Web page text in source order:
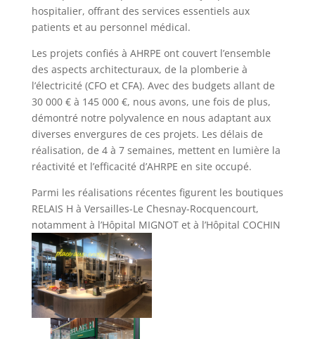
hospitalier, offrant des services essentiels aux
patients et au personnel médical.
Les projets confiés à AHRPE ont couvert l’ensemble
des aspects architecturaux, de la plomberie à
l’électricité (CFO et CFA). Avec des budgets allant de
30 000 € à 145 000 €, nous avons, une fois de plus,
démontré notre polyvalence en nous adaptant aux
diverses envergures de ces projets. Les délais de
réalisation, de 4 à 7 semaines, mettent en lumière la
réactivité et l’efficacité d’AHRPE en site occupé.
Parmi les réalisations récentes figurent les boutiques
RELAIS H à Versailles-Le Chesnay-Rocquencourt,
notamment à l’Hôpital MIGNOT et à l’Hôpital COCHIN